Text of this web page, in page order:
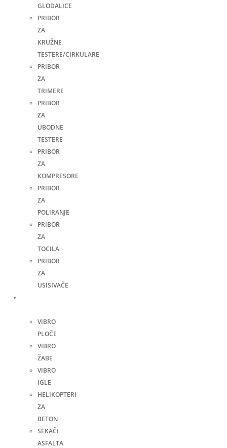
GLODALICE
PRIBOR
ZA
KRUŽNE
TESTERE/CIRKULARE
PRIBOR
ZA
TRIMERE
PRIBOR
ZA
UBODNE
TESTERE
PRIBOR
ZA
KOMPRESORE
PRIBOR
ZA
POLIRANJE
PRIBOR
ZA
TOCILA
PRIBOR
ZA
USISIVAČE
VIBRO
PLOČE
VIBRO
ŽABE
VIBRO
IGLE
HELIKOPTERI
ZA
BETON
SEKAČI
ASFALTA